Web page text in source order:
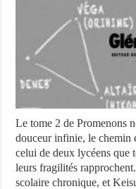
Le tome 2 de Promenons
douceur infinie, le chemin
celui de deux lycéens que
leurs fragilités
scolaire chronique, et